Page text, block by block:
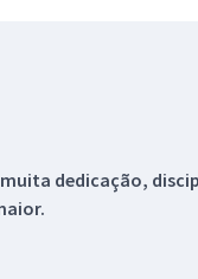
dedicação,